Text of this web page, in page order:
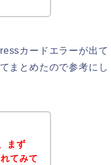
カードエラーが出て
まとめたので参考にし
まず
てみて